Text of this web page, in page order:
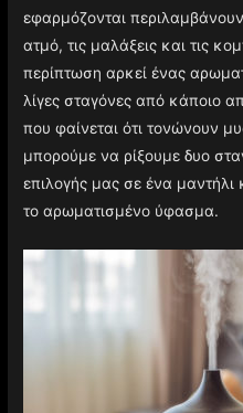
εφαρμόζονται
ατμό, τις μαλάξεις και τις
περίπτωση αρκεί ένας
λίγες σταγόνες από κάποιο
που φαίνεται ότι τονώνουν
μπορούμε να ρίξουμε δυο
επιλογής μας σε ένα μαντήλι
το αρωματισμένο ύφασμα.